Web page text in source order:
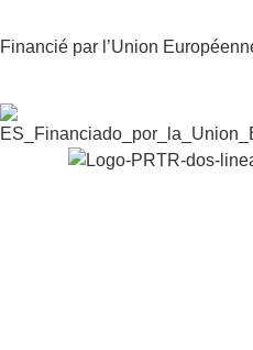
Financié par l’Union